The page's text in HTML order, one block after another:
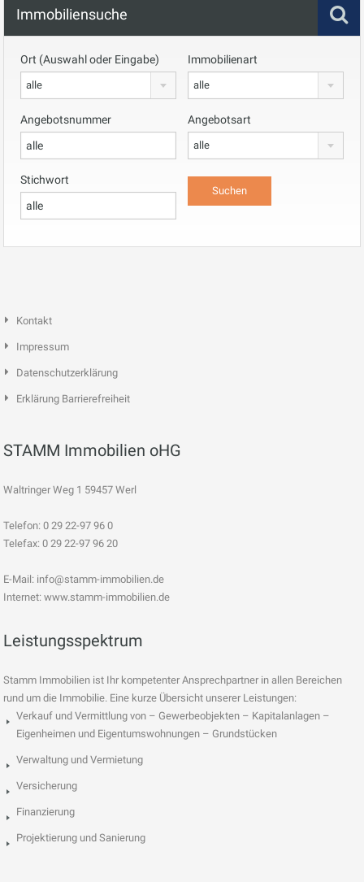
Immobiliensuche
Ort (Auswahl oder Eingabe)
alle
Immobilienart
alle
Angebotsnummer Angebotsart
alle
Stichwort
Kontakt
Impressum
Datenschutzerklärung
Erklärung Barrierefreiheit
STAMM Immobilien oHG
Waltringer Weg 1 59457 Werl
Telefon: 0 29 22-97 96 0
Telefax: 0 29 22-97 96 20
E-Mail: info@stamm-immobilien.de
Internet: www.stamm-immobilien.de
Leistungsspektrum
Stamm Immobilien ist Ihr kompetenter Ansprechpartner in allen Bereichen
rund um die Immobilie. Eine kurze Übersicht unserer Leistungen:
Verkauf und Vermittlung von – Gewerbeobjekten – Kapitalanlagen –
Eigenheimen und Eigentumswohnungen – Grundstücken
Verwaltung und Vermietung
Versicherung
Finanzierung
Projektierung und Sanierung